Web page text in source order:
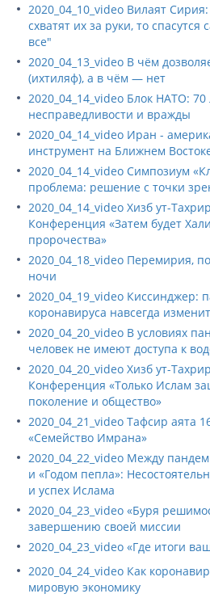
2020_04_10_video Вилаят
схватят их за руки, то спасутся
все"
2020_04_13_video В чём
(ихтиляф), а в чём — нет
2020_04_14_video Блок НАТО: 70
несправедливости и вражды
2020_04_14_video Иран -
инструмент на Ближнем
2020_04_14_video Симпозиум
проблема: решение с точки
2020_04_14_video Хизб ут-
Конференция «Затем будет
пророчества»
2020_04_18_video Перемирия,
ночи
2020_04_19_video Киссинджер:
коронавируса навсегда
2020_04_20_video В условиях
человек не имеют доступа к
2020_04_20_video Хизб ут-
Конференция «Только Ислам
поколение и общество»
2020_04_21_video Тафсир аята
«Семейство Имрана»
2020_04_22_video Между
и «Годом пепла»:
и успех Ислама
2020_04_23_video «Буря
завершению своей миссии
2020_04_23_video «Где итоги
2020_04_24_video Как
мировую экономику